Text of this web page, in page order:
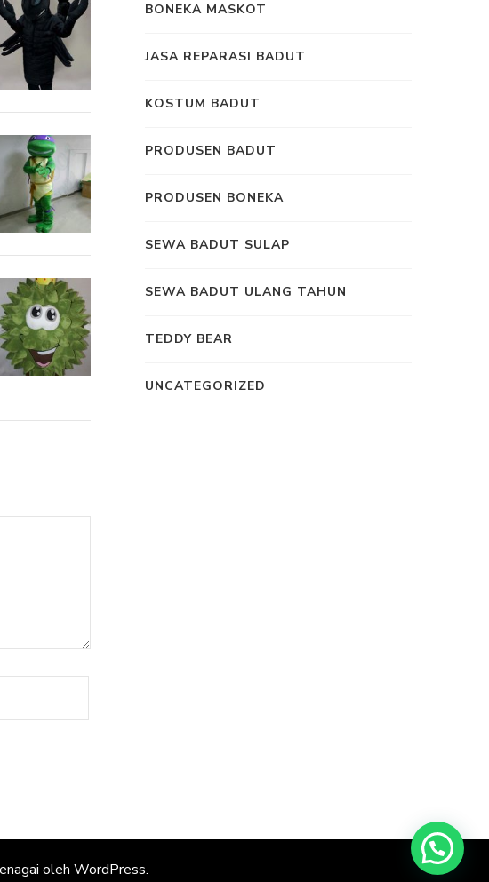
BONEKA MASKOT
JASA REPARASI BADUT
KOSTUM BADUT
PRODUSEN BADUT
PRODUSEN BONEKA
SEWA BADUT SULAP
SEWA BADUT ULANG TAHUN
TEDDY BEAR
UNCATEGORIZED
oleh WordPress.